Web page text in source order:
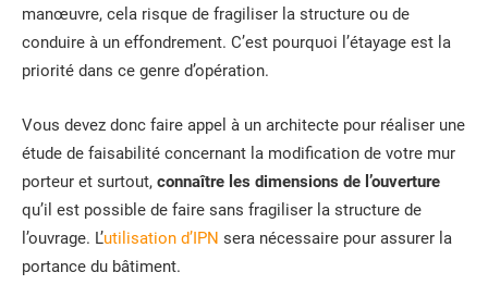
manœuvre, cela risque de fragiliser la structure ou de
conduire à un effondrement. C’est pourquoi l’étayage est la
priorité dans ce genre d’opération.
Vous devez donc faire appel à un architecte pour réaliser une
étude de faisabilité concernant la modification de votre mur
porteur et surtout, connaître les dimensions de l’ouverture
qu’il est possible de faire sans fragiliser la structure de
l’ouvrage. L’utilisation d’IPN sera nécessaire pour assurer la
portance du bâtiment.